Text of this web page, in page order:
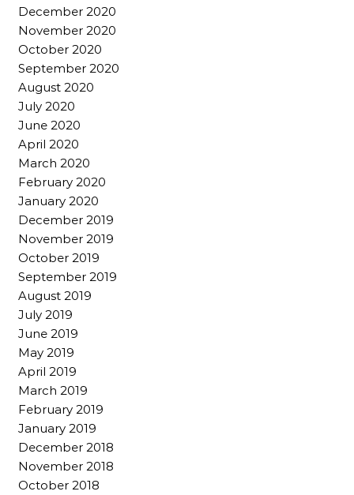
December 2020
November 2020
October 2020
September 2020
August 2020
July 2020
June 2020
April 2020
March 2020
February 2020
January 2020
December 2019
November 2019
October 2019
September 2019
August 2019
July 2019
June 2019
May 2019
April 2019
March 2019
February 2019
January 2019
December 2018
November 2018
October 2018